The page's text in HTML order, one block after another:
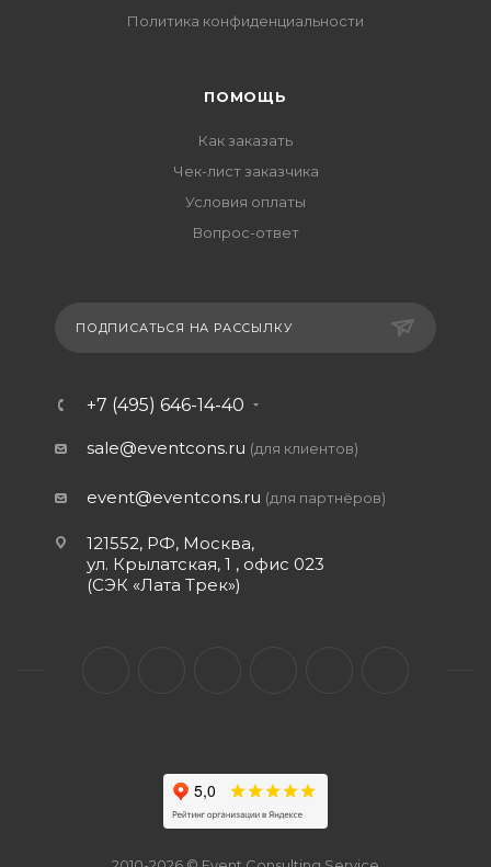
Политика конфиденциальности
ПОМОЩЬ
Как заказать
Чек-лист заказчика
Условия оплаты
Вопрос-ответ
ПОДПИСАТЬСЯ НА РАССЫЛКУ
+7 (495) 646-14-40
sale@eventcons.ru (для клиентов)
event@eventcons.ru (для партнёров)
121552, РФ, Москва,
ул. Крылатская, 1 , офис 023
(СЭК «Лата Трек»)